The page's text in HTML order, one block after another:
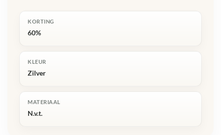
KORTING
60%
KLEUR
Zilver
MATERIAAL
N.v.t.